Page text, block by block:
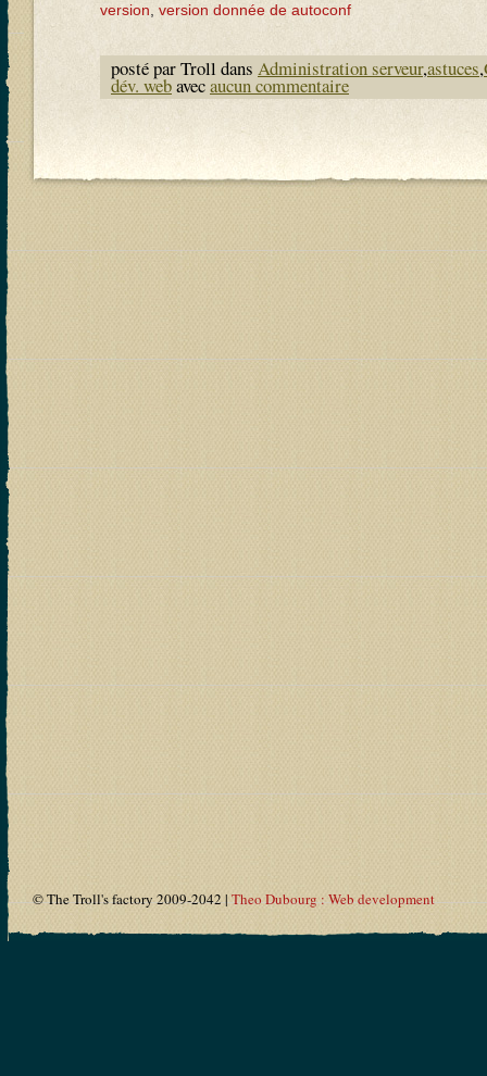
version version donnée de autoconf
posté par Troll dans Administration serveur,astuces,
dév. webavecaucun commentaire
© The Troll's factory 2009-2042 |Theo Dubourg : Web development